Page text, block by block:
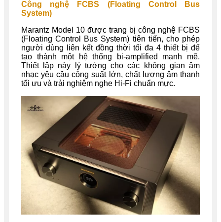
Công nghệ FCBS (Floating Control Bus
System)
Marantz Model 10 được trang bị công nghệ FCBS
(Floating Control Bus System) tiên tiến, cho phép
người dùng liên kết đồng thời tối đa 4 thiết bị để
tạo thành một hệ thống bi-amplified mạnh mẽ.
Thiết lập này lý tưởng cho các không gian âm
nhạc yêu cầu công suất lớn, chất lượng âm thanh
tối ưu và trải nghiệm nghe Hi-Fi chuẩn mực.